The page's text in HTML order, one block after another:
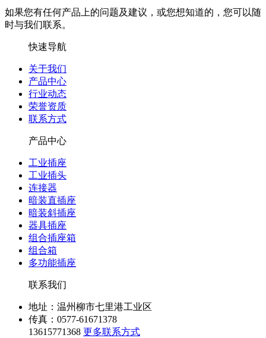
如果您有任何产品上的问题及建议，或您想知道的，您可以随
时与我们联系。
快速导航
关于我们
产品中心
行业动态
荣誉资质
联系方式
产品中心
工业插座
工业插头
连接器
暗装直插座
暗装斜插座
器具插座
组合插座箱
组合箱
多功能插座
联系我们
地址：温州柳市七里港工业区
传真：0577-61671378
13615771368 更多联系方式